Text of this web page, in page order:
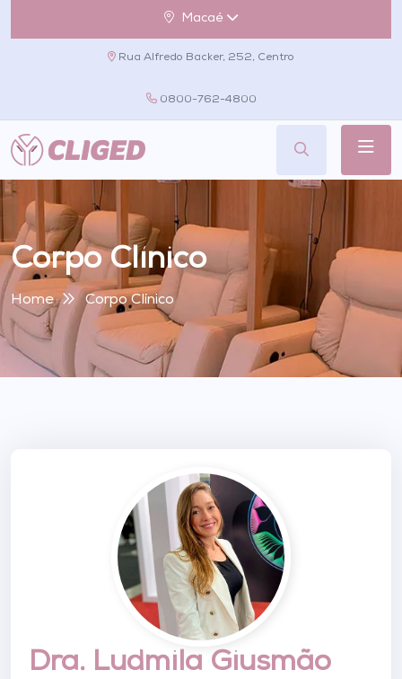
Macaé
Rua Alfredo Backer, 252, Centro
0800-762-4800
Corpo Clínico
Home Corpo Clínico
Dra. Ludmila Giusmão